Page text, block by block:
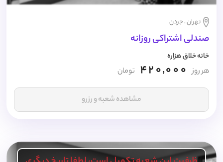
تهران ، جردن
صندلی اشتراکی روزانه
خانه خلاق هزاره
هر روز 420,000 تومان
مشاهده شعبه و رزرو